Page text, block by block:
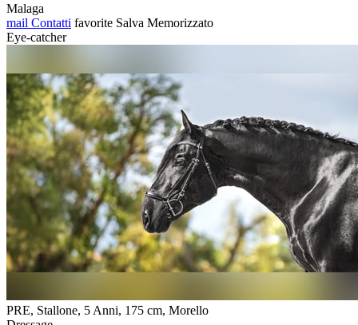
Malaga
mail Contatti favorite Salva Memorizzato
Eye-catcher
PRE, Stallone, 5 Anni, 175 cm, Morello